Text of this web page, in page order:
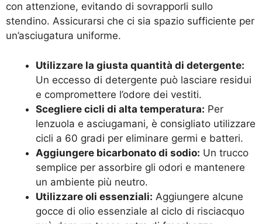
con attenzione, evitando di sovrapporli sullo
stendino. Assicurarsi che ci sia spazio sufficiente per
un’asciugatura uniforme.
Utilizzare la giusta quantità di detergente:
Un eccesso di detergente può lasciare residui
e compromettere l’odore dei vestiti.
Scegliere cicli di alta temperatura: Per
lenzuola e asciugamani, è consigliato utilizzare
cicli a 60 gradi per eliminare germi e batteri.
Aggiungere bicarbonato di sodio: Un trucco
semplice per assorbire gli odori e mantenere
un ambiente più neutro.
Utilizzare oli essenziali: Aggiungere alcune
gocce di olio essenziale al ciclo di risciacquo